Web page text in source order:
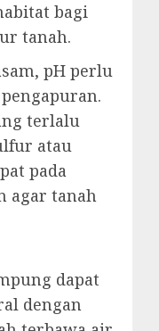
bagi
tanah.
pH perlu
terlalu
atau
pada
agar tanah
dapat
dengan